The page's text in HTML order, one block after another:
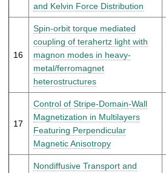
and Kelvin Force Distribution
16
Spin-orbit torque mediated
coupling of terahertz light with
magnon modes in heavy-
metal/ferromagnet
heterostructures
17
Control of Stripe-Domain-Wall
Magnetization in Multilayers
Featuring Perpendicular
Magnetic Anisotropy
Nondiffusive Transport and